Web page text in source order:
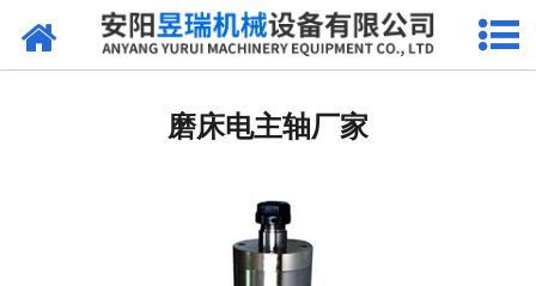
网站首页
磨床电主轴厂家